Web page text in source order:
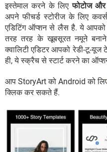
इस्तेमाल करने के लिएफोटोज और
अपने फीचर्ड स्टोरीज के लिए
एडिटिंग ऑप्शन से लैस है. ये
तरह तरह के खूबसूरत नमूने बनाने
क्वालिटी एडिटर आपको रेडी-टू-यूज
ही, ये स्क्रैच से स्टार्ट करने का
आप StoryArt को Android को
क्लिक कर सकते हैं.